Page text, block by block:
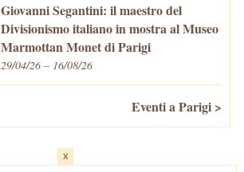
Giovanni Segantini: il maestro del
Divisionismo italiano in mostra al Museo
Marmottan Monet di Parigi
29/04/26 – 16/08/26
Eventi a Parigi >
x